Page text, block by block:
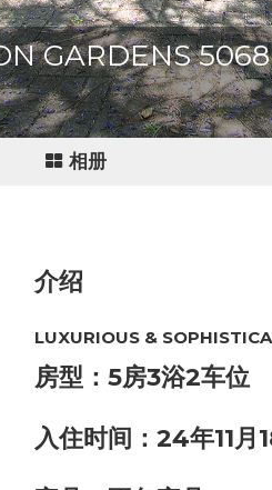
GARDENS 5068
相册
介绍
LUXURIOUS &
房型：5房3浴2车位
入住时间：24年11月